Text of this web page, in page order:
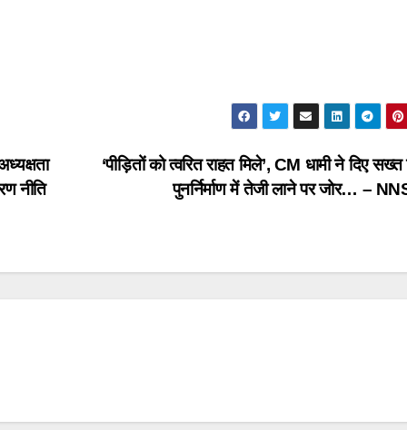
‘पीड़ितों को त्वरित राहत मिले’, CM धामी ने दिए सख्त
पुनर्निर्माण में तेजी लाने पर जोर… –
नीति